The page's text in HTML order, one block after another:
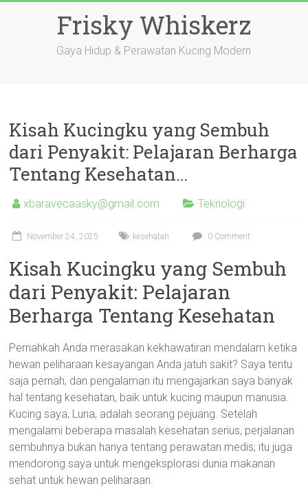
Frisky Whiskerz
Gaya Hidup & Perawatan Kucing Modern
Kisah Kucingku yang Sembuh
dari Penyakit: Pelajaran Berharga
Tentang Kesehatan…
xbaravecaasky@gmail.com Teknologi
November 24, 2025 kesehatan 0 Comment
Kisah Kucingku yang Sembuh
dari Penyakit: Pelajaran
Berharga Tentang Kesehatan
Pernahkah Anda merasakan kekhawatiran mendalam ketika
hewan peliharaan kesayangan Anda jatuh sakit? Saya tentu
saja pernah, dan pengalaman itu mengajarkan saya banyak
hal tentang kesehatan, baik untuk kucing maupun manusia.
Kucing saya, Luna, adalah seorang pejuang. Setelah
mengalami beberapa masalah kesehatan serius, perjalanan
sembuhnya bukan hanya tentang perawatan medis; itu juga
mendorong saya untuk mengeksplorasi dunia makanan
sehat untuk hewan peliharaan.